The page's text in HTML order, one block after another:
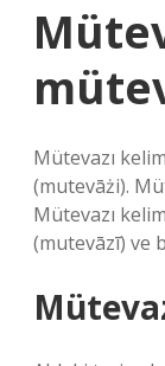
Mütevazı
(mutevāżi).
Mütevazı
(mutevāzī) ve